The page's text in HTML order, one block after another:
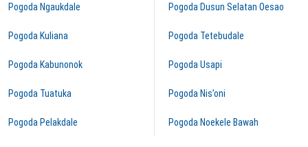
Pogoda Ngaukdale
Pogoda Kuliana
Pogoda Kabunonok
Pogoda Tuatuka
Pogoda Pelakdale
Pogoda Dusun Selatan Oesao
Pogoda Tetebudale
Pogoda Usapi
Pogoda Nis’oni
Pogoda Noekele Bawah